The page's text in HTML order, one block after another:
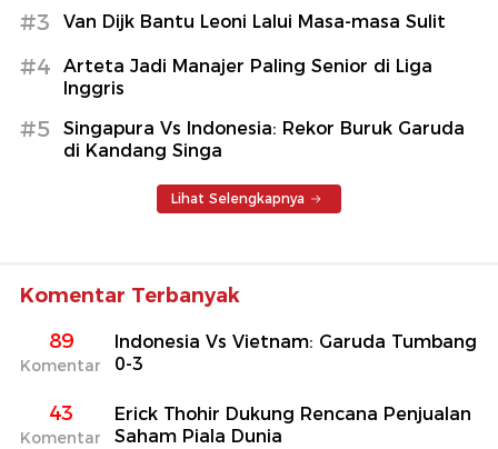
#3 Van Dijk Bantu Leoni Lalui Masa-masa Sulit
#4
Arteta Jadi Manajer Paling Senior di Liga
Inggris
#5
Singapura Vs Indonesia: Rekor Buruk Garuda
di Kandang Singa
Lihat Selengkapnya
Komentar Terbanyak
89
Komentar
Indonesia Vs Vietnam: Garuda Tumbang
0-3
43
Komentar
Erick Thohir Dukung Rencana Penjualan
Saham Piala Dunia